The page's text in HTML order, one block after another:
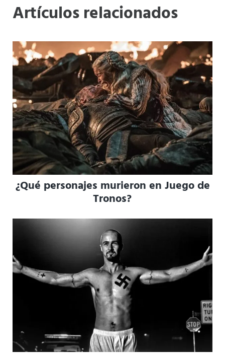
Artículos relacionados
¿Qué personajes murieron en Juego de
Tronos?